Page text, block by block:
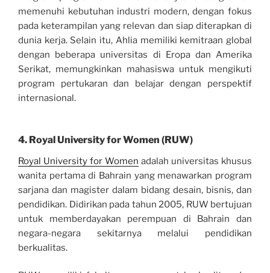
memenuhi kebutuhan industri modern, dengan fokus
pada keterampilan yang relevan dan siap diterapkan di
dunia kerja. Selain itu, Ahlia memiliki kemitraan global
dengan beberapa universitas di Eropa dan Amerika
Serikat, memungkinkan mahasiswa untuk mengikuti
program pertukaran dan belajar dengan perspektif
internasional.
4. Royal University for Women (RUW)
Royal University for Women adalah universitas khusus
wanita pertama di Bahrain yang menawarkan program
sarjana dan magister dalam bidang desain, bisnis, dan
pendidikan. Didirikan pada tahun 2005, RUW bertujuan
untuk memberdayakan perempuan di Bahrain dan
negara-negara sekitarnya melalui pendidikan
berkualitas.